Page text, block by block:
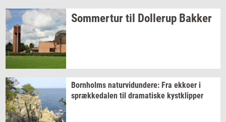
Som­mer­turtil Dol­lerup Bak­ker
Born­holms na­tur­vi­dun­de­re: Fra ek­ko­er i
spræk­ke­da­len til dra­ma­ti­ske kyst­klip­per